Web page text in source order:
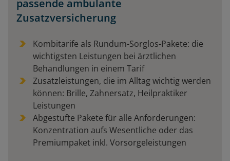
passende ambulante
Zusatzversicherung
Kombitarife als Rundum-Sorglos-Pakete: die
wichtigsten Leistungen bei ärztlichen
Behandlungen in einem Tarif
Zusatzleistungen, die im Alltag wichtig werden
können: Brille, Zahnersatz, Heilpraktiker
Leistungen
Abgestufte Pakete für alle Anforderungen:
Konzentration aufs Wesentliche oder das
Premiumpaket inkl. Vorsorgeleistungen